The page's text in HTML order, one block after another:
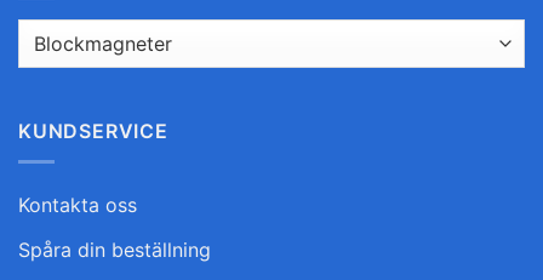
KUNDSERVICE
Kontakta oss
Spåra din beställning